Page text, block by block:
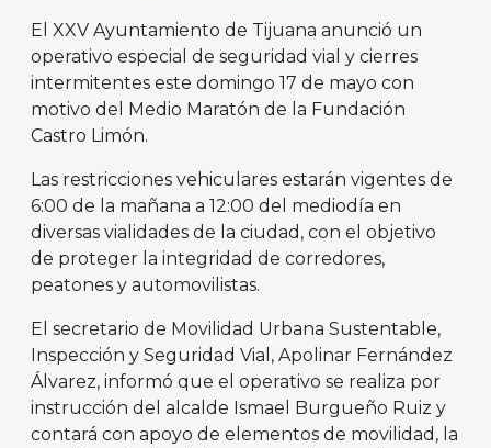
El XXV Ayuntamiento de Tijuana anunció un
operativo especial de seguridad vial y cierres
intermitentes este domingo 17 de mayo con
motivo del Medio Maratón de la Fundación
Castro Limón.
Las restricciones vehiculares estarán vigentes de
6:00 de la mañana a 12:00 del mediodía en
diversas vialidades de la ciudad, con el objetivo
de proteger la integridad de corredores,
peatones y automovilistas.
El secretario de Movilidad Urbana Sustentable,
Inspección y Seguridad Vial, Apolinar Fernández
Álvarez, informó que el operativo se realiza por
instrucción del alcalde Ismael Burgueño Ruiz y
contará con apoyo de elementos de movilidad, la